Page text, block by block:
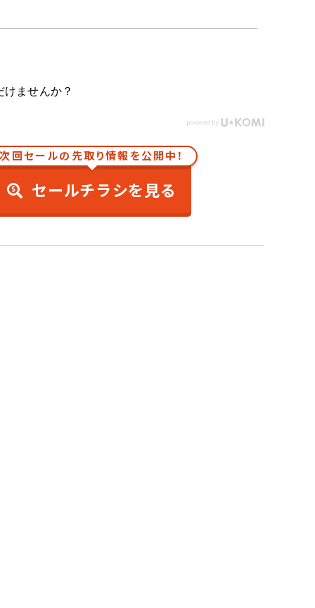
ませんか？
次回セールの先取り情報を公開中！
セールチラシを見る